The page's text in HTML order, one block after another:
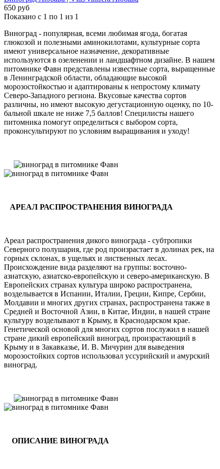
650 руб
Показано с 1 по 1 из 1
Виноград - популярная, всеми любимая ягода, богатая
глюкозой и полезными аминокилотами, культурные сорта
имеют универсальное назначение, декоративные
используются в озеленении и ландшафтном дизайне. В нашем
питомнике Фавн представлены известные сорта, выращенные
в Ленинградской области, обладающие высокой
морозостойкостью и адаптированы к непростому климату
Северо-Западного региона. Вкусовые качества сортов
различны, но имеют высокую дегустационную оценку, по 10-
бальной шкале не ниже 7,5 баллов! Специлисты нашего
питомника помогут определиться с выбором сорта,
проконсультируют по условиям выращивания и уходу!
АРЕАЛ РАСПРОСТРАНЕНИЯ ВИНОГРАДА
Ареал распространения дикого винограда - субтропики
Северного полушария, где род произрастает в долинах рек, на
горных склонах, в ущельях и лиственных лесах.
Происхождение вида разделяют на группы: восточно-
азиатскую, азиатско-европейскую и северо-американскую. В
Европейских странах культура широко распространена,
возделывается в Испании, Италии, Греции, Кипре, Сербии,
Молдавии и многих других странах, распространена также в
Средней и Восточной Азии, в Китае, Индии, в нашей стране
культуру возделывают в Крыму, в Краснодарском крае.
Генетической основой для многих сортов послужил в нашей
стране дикий европейский виноград, произрастающий в
Крыму и в Закавказье, И. В. Мичурин для выведения
морозостойких сортов использовал уссурийский и амурский
виноград.
ОПИСАНИЕ ВИНОГРАДА